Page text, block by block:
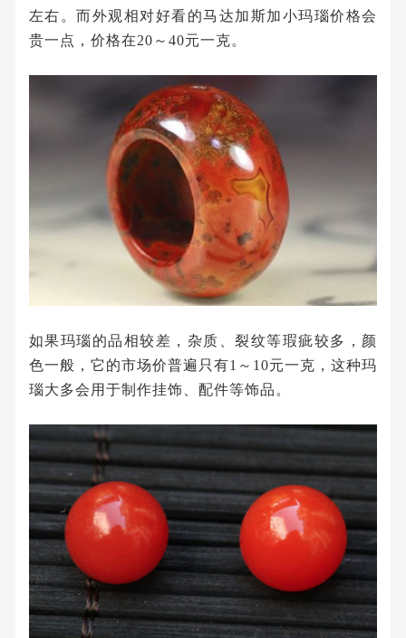
左右。而外观相对好看的马达加斯加小玛瑙价格会
贵一点，价格在20～40元一克。
如果玛瑙的品相较差，杂质、裂纹等瑕疵较多，颜
色一般，它的市场价普遍只有1～10元一克，这种玛
瑙大多会用于制作挂饰、配件等饰品。